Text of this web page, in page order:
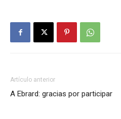
Artículo anterior
A Ebrard: gracias por participar